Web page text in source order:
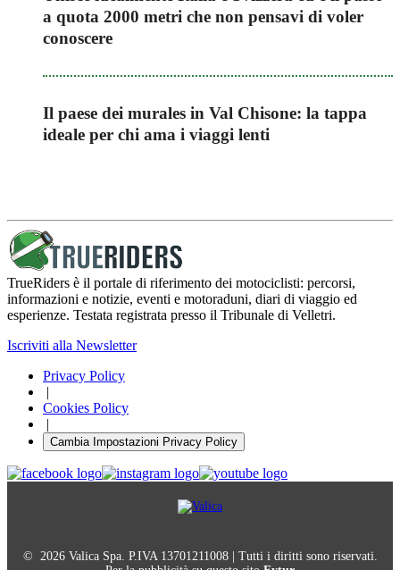
a quota 2000 metri che non pensavi di voler
conoscere
Il paese dei murales in Val Chisone: la tappa
ideale per chi ama i viaggi lenti
TrueRiders è il portale di riferimento dei motociclisti: percorsi,
informazioni e notizie, eventi e motoraduni, diari di viaggio ed
esperienze. Testata registrata presso il Tribunale di Velletri.
Iscriviti alla Newsletter
Privacy Policy
|
Cookies Policy
|
Cambia Impostazioni Privacy Policy
© 2026 Valica Spa. P.IVA 13701211008 | Tutti i diritti sono riservati.